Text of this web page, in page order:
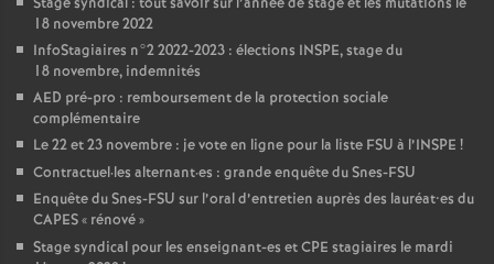
18 novembre 2022
InfoStagiaires n°2 2022-2023 : élections INSPE, stage du
18 novembre, indemnités
AED pré-pro : remboursement de la protection sociale
complémentaire
Le 22 et 23 novembre : je vote en ligne pour la liste FSU à l’INSPE !
Contractuel·les alternant·es : grande enquête du Snes-FSU
Enquête du Snes-FSU sur l’oral d’entretien auprès des lauréat•es du
CAPES« rénové»
Stage syndical pour les enseignant-es etCPE stagiaires le mardi